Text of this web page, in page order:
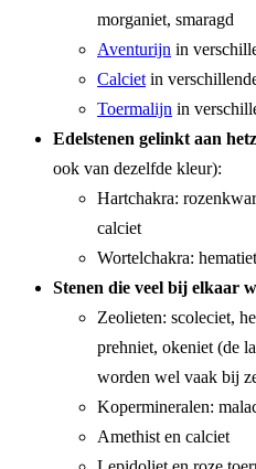
morganiet, smaragd
Aventurijn in
Calciet in
Toermalijn in
Edelstenen gelinkt aan
ook van dezelfde kleur):
Hartchakra:
calciet
Wortelchakra:
Stenen die veel bij elkaar
Zeolieten: scoleciet,
prehniet, okeniet (de
worden wel vaak bij
Kopermineralen:
Amethist en calciet